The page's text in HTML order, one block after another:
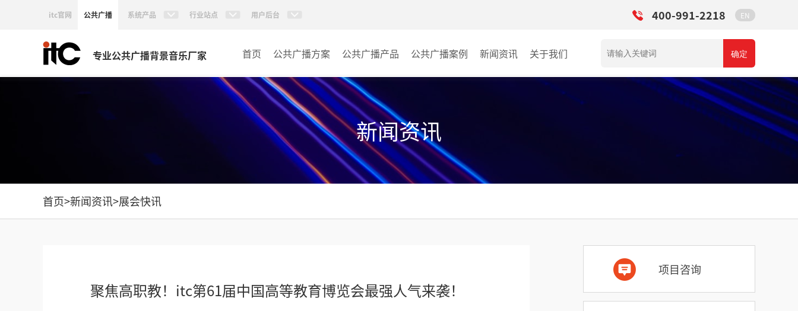
itc官网 公共广播 系统产品 行业站点 用户后台 400-991-2218 EN
专业公共广播背景音乐厂家 首页 公共广播方案 公共广播产品
AI智慧88广播系统
AI校园防欺凌系统
校园应急广播
PIS系统
云播系统
公共广播案例
景区
商场
新闻资讯 关于我们 确定
新闻资讯
首页>新闻资讯>展会快讯
聚焦高职教！itc第61届中国高等教育博览会最强人气来袭！
项目咨询